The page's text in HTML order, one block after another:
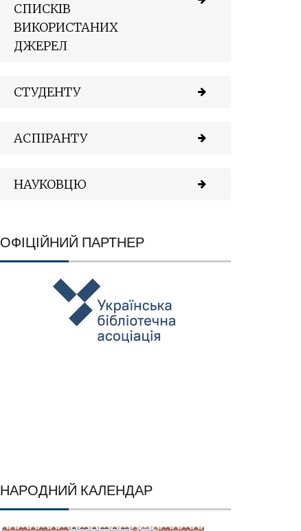
СПИСКІВ
ВИКОРИСТАНИХ
ДЖЕРЕЛ
СТУДЕНТУ
АСПІРАНТУ
НАУКОВЦЮ
ОФІЦІЙНИЙ ПАРТНЕР
НАРОДНИЙ КАЛЕНДАР